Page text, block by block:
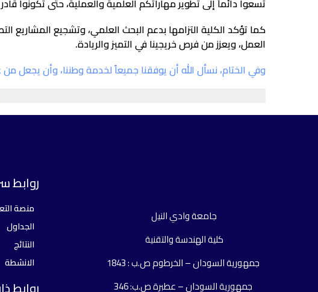
كما تؤكد الكلية التزامها بدعم البحث العلمي، وتشجيع المشاريع
العمل، ويعزز من فرص خريجينا في التميز والريادة.
وفي الختام، نسأل الله أن يوفقنا جميعاً لخدمة وطننا، وأن يجعل
جامعة وادي النيل
كلية الهندسة والتقنية
جمهورية السودان – الخرطوم ص.ب : 1843
جمهورية السودان – عطبرة ص.ب: 346
روابط
منصة
الجداول
النتائج
الانشطة